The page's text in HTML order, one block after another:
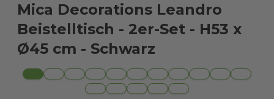
Mica Decorations Leandro
Beistelltisch - 2er-Set - H53 x
Ø45 cm - Schwarz